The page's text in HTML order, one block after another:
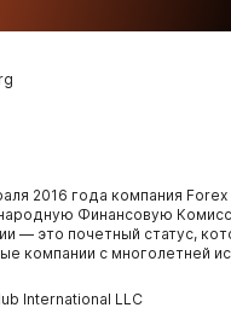
2016 года компания Forex
Финансовую
— это почетный статус,
компании с многолетней
International LLC